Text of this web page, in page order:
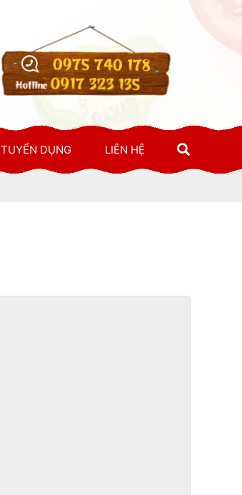
0975 740 178
Hotline0917 323 135
TUYỂN DỤNG LIÊN HỆ